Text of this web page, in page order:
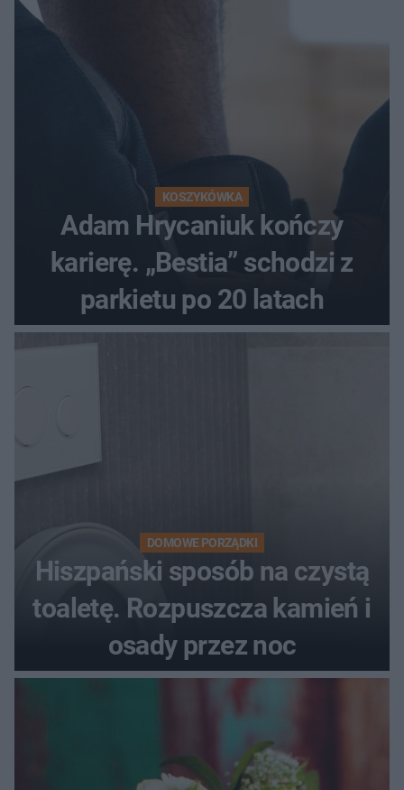
KOSZYKÓWKA
Adam Hrycaniuk kończy
karierę. „Bestia” schodzi z
parkietu po 20 latach
DOMOWE PORZĄDKI
Hiszpański sposób na czystą
toaletę. Rozpuszcza kamień i
osady przez noc